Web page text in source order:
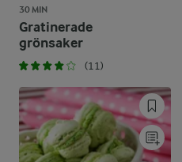
30 MIN
Gratinerade
grönsaker
(11)